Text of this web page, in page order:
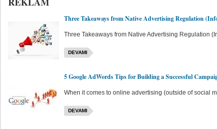
Three Takeaways from Native Advertising Regulation
Three Takeaways from Native Advertising Regulation
DEVAMI
5 Google AdWords Tips for Building a Successful
When it comes to online advertising (outside of social
DEVAMI